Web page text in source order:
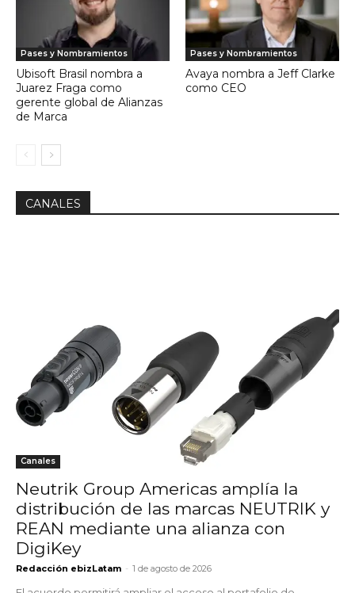
Pases y Nombramientos
Ubisoft Brasil nombra a
Juarez Fraga como
gerente global de Alianzas
de Marca
Pases y Nombramientos
Avaya nombra a Jeff Clarke
como CEO
CANALES
Canales
Neutrik Group Americas amplía la
distribución de las marcas NEUTRIK y
REAN mediante una alianza con
DigiKey
Redacción ebizLatam - 1 de agosto de 2026